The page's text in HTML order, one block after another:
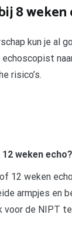
8 weken
kun je al
risico’s.
weken echo?
12 weken
armpjes en
voor de NIPT